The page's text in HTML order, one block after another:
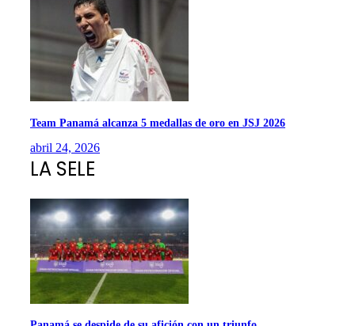
Team Panamá alcanza 5 medallas de oro en JSJ 2026
abril 24, 2026
LA SELE